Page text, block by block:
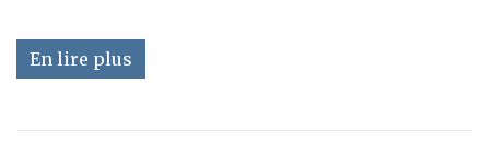
En lire plus